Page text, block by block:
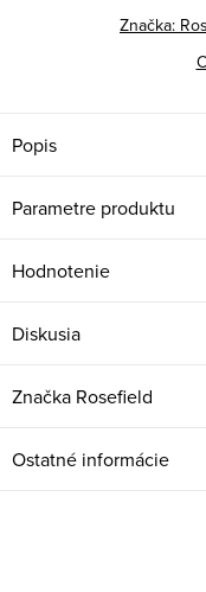
Značka:
Popis
Parametre produktu
Hodnotenie
Diskusia
Značka Rosefield
Ostatné informácie